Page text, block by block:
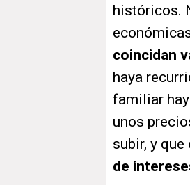
históricos.
coincidan
haya
familiar
unos
subir, y
de